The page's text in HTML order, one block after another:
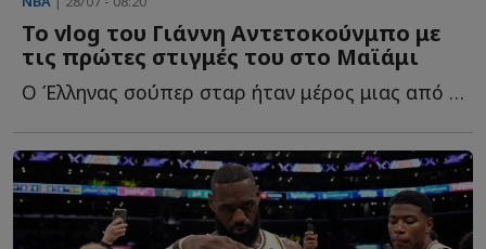
Το vlog του Γιάννη Αντετοκούνμπο με
τις πρώτες στιγμές του στο Μαϊάμι
Ο Έλληνας σούπερ σταρ ήταν μέρος μιας από τις μεγαλύτερες μ...